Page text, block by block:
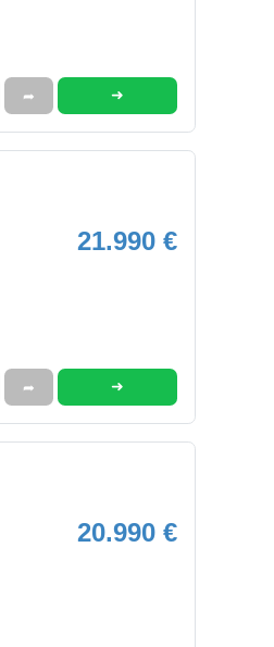
➦ ➜
21.990 €
➦ ➜
20.990 €